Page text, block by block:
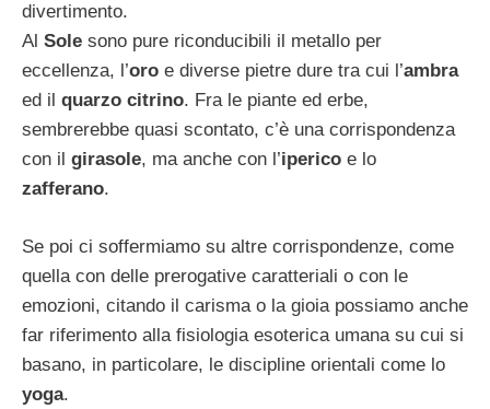
divertimento.
Al Sole sono pure riconducibili il metallo per
eccellenza, l’oro e diverse pietre dure tra cui l’ambra
ed il quarzo citrino. Fra le piante ed erbe,
sembrerebbe quasi scontato, c’è una corrispondenza
con il girasole, ma anche con l’iperico e lo
zafferano.
Se poi ci soffermiamo su altre corrispondenze, come
quella con delle prerogative caratteriali o con le
emozioni, citando il carisma o la gioia possiamo anche
far riferimento alla fisiologia esoterica umana su cui si
basano, in particolare, le discipline orientali come lo
yoga.